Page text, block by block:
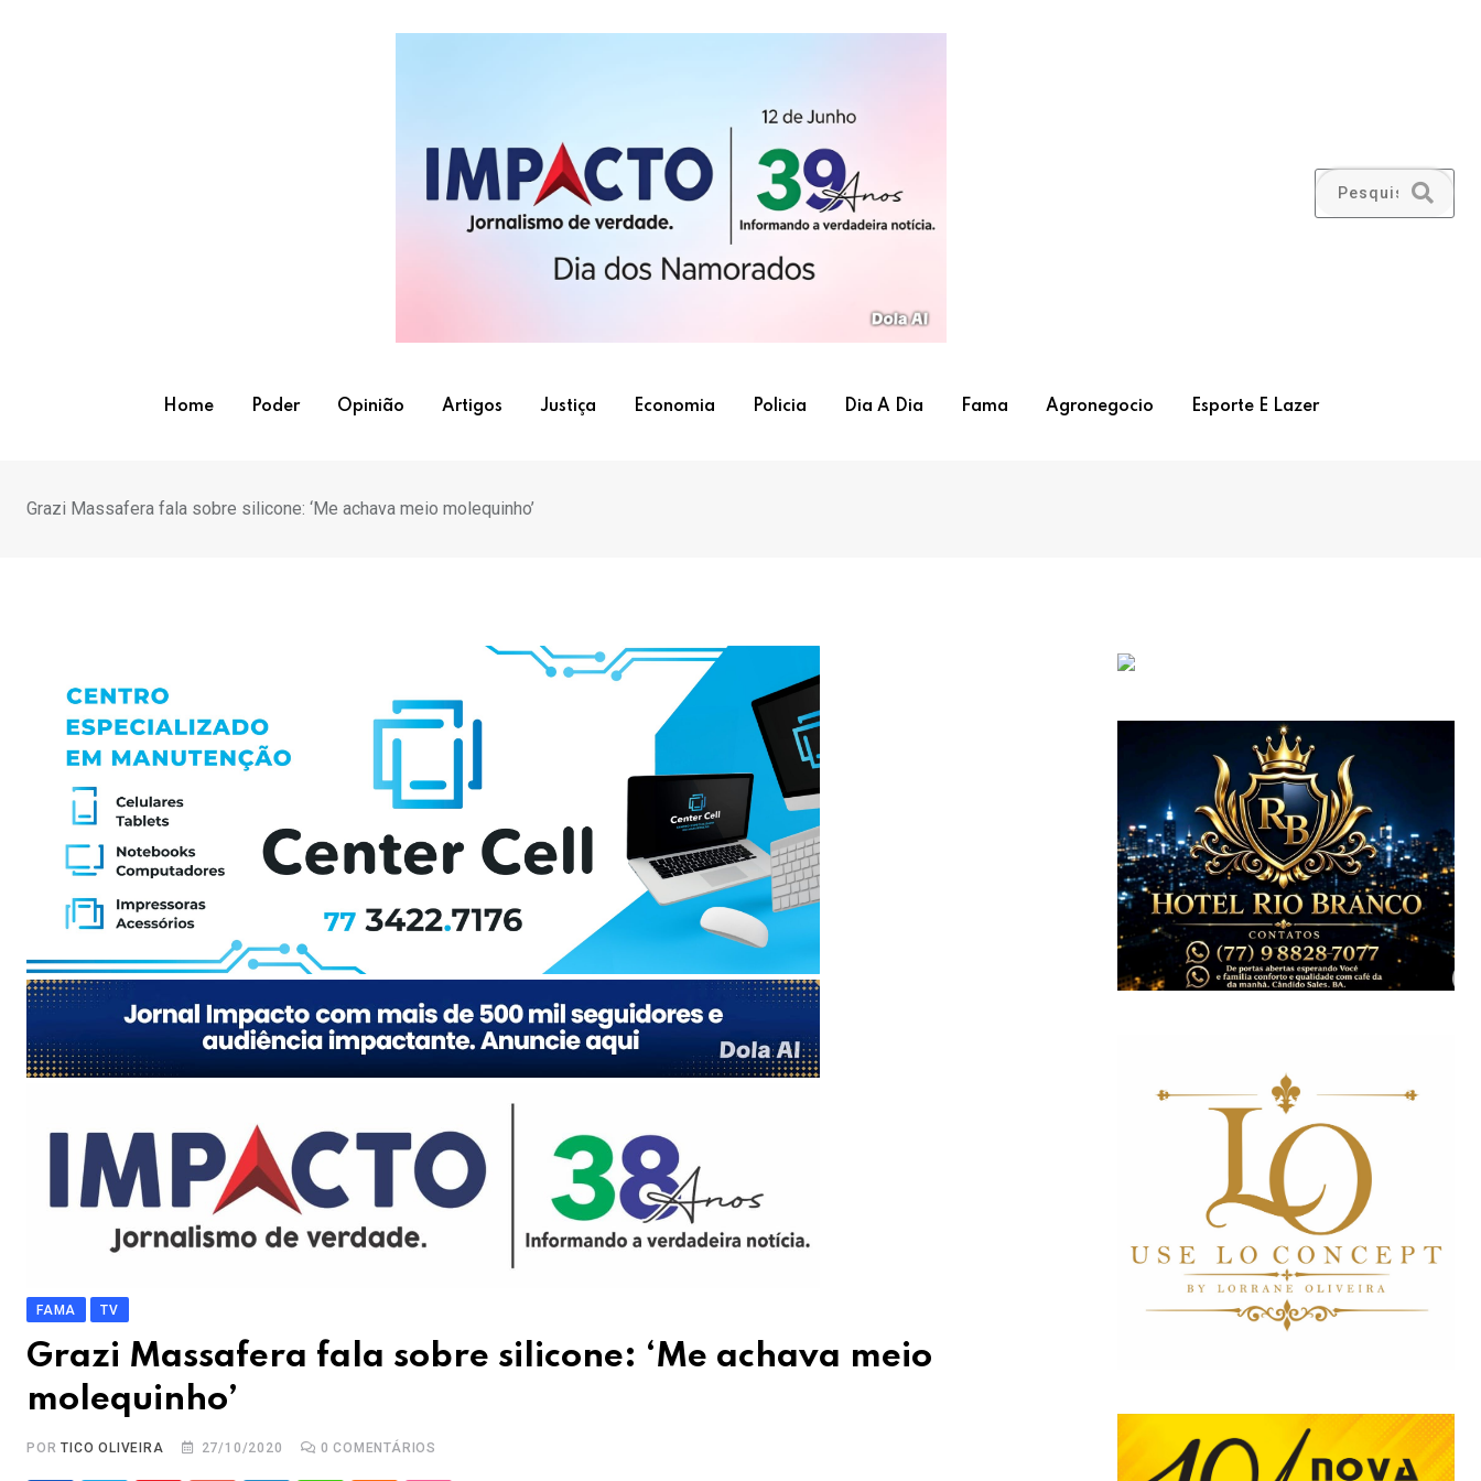
Home Poder Opinião Artigos Justiça Economia Policia Dia A Dia Fama Agronegocio Esporte E Lazer
Grazi Massafera fala sobre silicone: ‘Me achava meio molequinho’
FAMA TV
Grazi Massafera fala sobre silicone: ‘Me achava meio
molequinho’
PORTICO OLIVEIRA 27/10/2020 0 COMENTÁRIOS